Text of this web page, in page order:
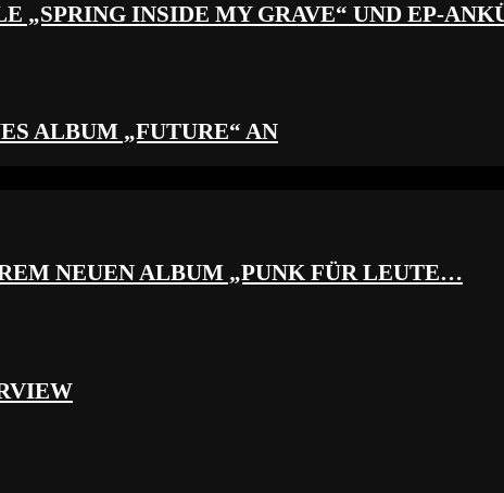
„SPRING INSIDE MY GRAVE“ UND EP-
ALBUM „FUTURE“ AN
NEUEN ALBUM „PUNK FÜR LEUTE…